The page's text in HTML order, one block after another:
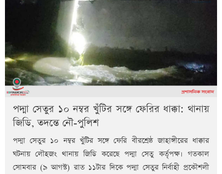
পদ্মা সেতুর ১০ নম্বর খুঁটির সঙ্গে ফেরির ধাক্কা: থানায়
জিডি, তদন্তে নৌ-পুলিশ
পদ্মা সেতুর ১০ নম্বর খুঁটির সঙ্গে ফেরি বীরশ্রেষ্ঠ জাহাঙ্গীরের ধাক্কার
ঘটনায় লৌহজং থানায় জিডি করেছে পদ্মা সেতু কর্তৃপক্ষ। গতকাল
সোমবার (৯ আগস্ট) রাত ১১টার দিকে পদ্মা সেতুর নির্বাহী প্রকৌশলী